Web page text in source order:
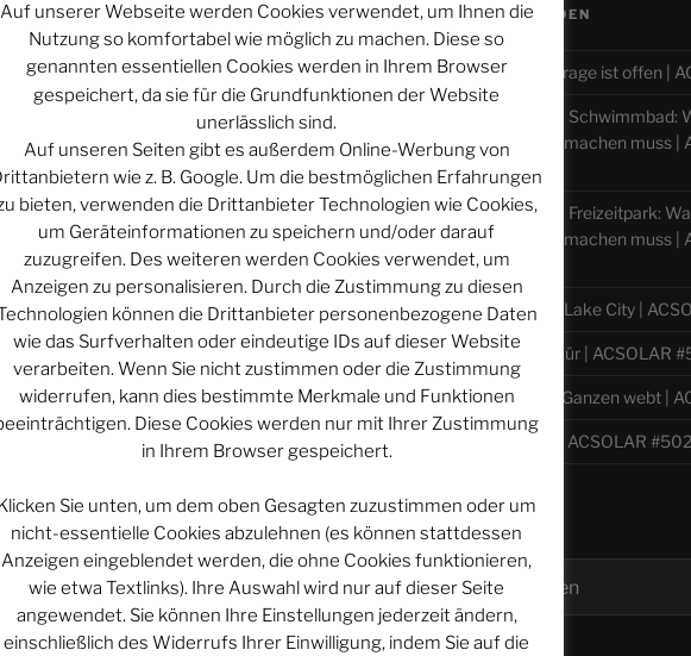
der Flat Flute Divers geht weiter: Dan
Horka, bei dem sich die Divers die
Beitrag teilt!
teilen
patreon
veröffentlicht. Erforderliche Felder
NEUESTE EPISODEN
Bonn: Die Quartierfrage ist offen |
In der Hitzewelle im Schwimmbad:
kann und was man machen muss |
#507
In der Hitzewelle im Freizeitpark:
kann und was man machen muss |
#506
High Noon in Silver Lake City |
Schicksal und Willkür | ACSOLAR
Wie alles sich zum Ganzen webt |
Mars macht mobil | ACSOLAR #502
ARCHIV
Archiv
Auf unserer Webseite werden Cookies verwendet, um Ihnen die
Nutzung so komfortabel wie möglich zu machen. Diese so
genannten essentiellen Cookies werden in Ihrem Browser
gespeichert, da sie für die Grundfunktionen der Website
unerlässlich sind.
Auf unseren Seiten gibt es außerdem Online-Werbung von
wie z. B. Google. Um die bestmöglichen Erfahrungen
bieten, verwenden die Drittanbieter Technologien wie Cookies,
um Geräteinformationen zu speichern und/oder darauf
zuzugreifen. Des weiteren werden Cookies verwendet, um
Anzeigen zu personalisieren. Durch die Zustimmung zu diesen
können die Drittanbieter personenbezogene Daten
wie das Surfverhalten oder eindeutige IDs auf dieser Website
verarbeiten. Wenn Sie nicht zustimmen oder die Zustimmung
widerrufen, kann dies bestimmte Merkmale und Funktionen
Diese Cookies werden nur mit Ihrer Zustimmung
in Ihrem Browser gespeichert.
Sie unten, um dem oben Gesagten zuzustimmen oder um
nicht-essentielle Cookies abzulehnen (es können stattdessen
Anzeigen eingeblendet werden, die ohne Cookies funktionieren,
wie etwa Textlinks). Ihre Auswahl wird nur auf dieser Seite
angewendet. Sie können Ihre Einstellungen jederzeit ändern,
einschließlich des Widerrufs Ihrer Einwilligung, indem Sie auf die